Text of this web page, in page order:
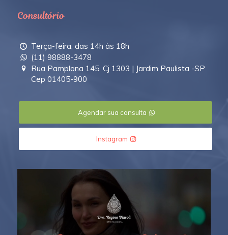
Consultório
Terça-feira, das 14h às 18h
(11) 98888-3478
Rua Pamplona 145, Cj 1303 | Jardim Paulista -SP
Cep 01405-900
Agendar sua consulta
Instagram